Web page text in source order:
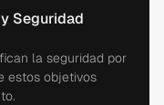
Seguridad
la seguridad por
estos objetivos